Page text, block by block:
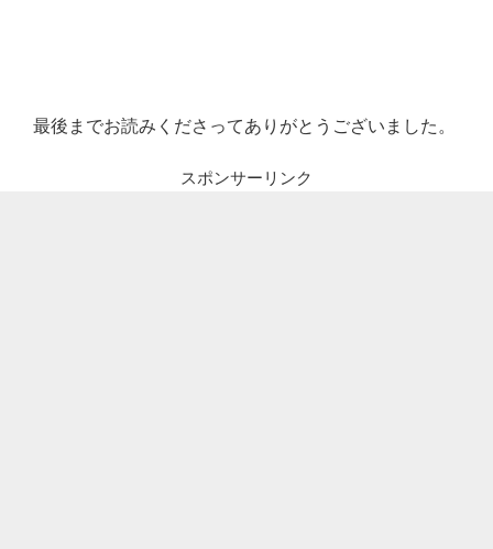
最後までお読みくださってありがとうございました。
スポンサーリンク